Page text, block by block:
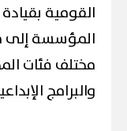
القومية
المؤسسة إلى
مختلف فئات
والبرامج